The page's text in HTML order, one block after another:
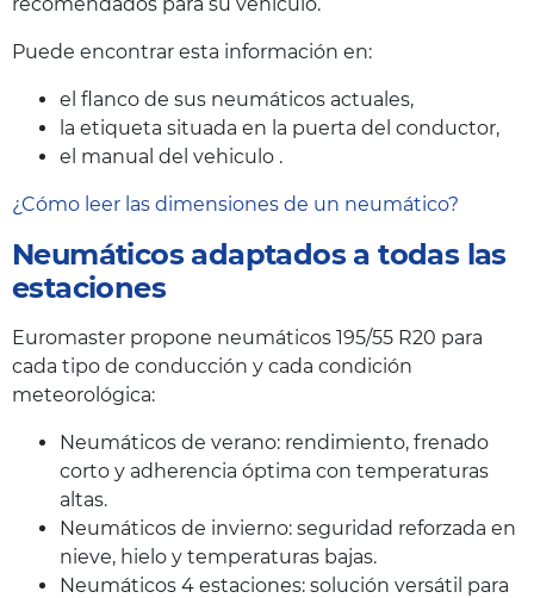
Puede encontrar esta información en:
el flanco de sus neumáticos actuales,
la etiqueta situada en la puerta del conductor,
el manual del vehiculo .
¿Cómo leer las dimensiones de un neumático?
Neumáticos adaptados a todas las
estaciones
Euromaster propone neumáticos 195/55 R20 para
cada tipo de conducción y cada condición
meteorológica:
Neumáticos de verano: rendimiento, frenado
corto y adherencia óptima con temperaturas
altas.
Neumáticos de invierno: seguridad reforzada en
nieve, hielo y temperaturas bajas.
Neumáticos 4 estaciones: solución versátil para